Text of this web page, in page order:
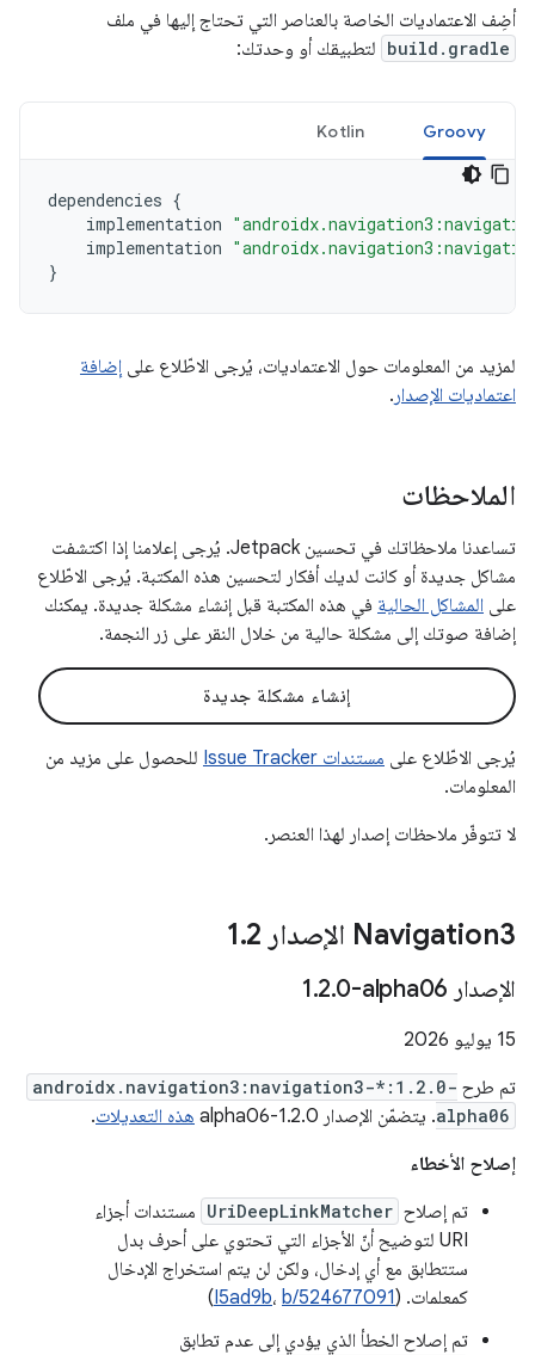
أضِف الاعتماديات الخاصة بالعناصر التي تحتاج إليها في ملف
build.gradle لتطبيقك أو وحدتك:
Groovy
Kotlin
dependencies {
implementation
implementation
}
لمزيد من المعلومات حول الاعتماديات، يُرجى الاطّلاع على إضافة
اعتماديات الإصدار .
الملاحظات
تساعدنا ملاحظاتك في تحسين Jetpack. يُرجى إعلامنا إذا اكتشفت
مشاكل جديدة أو كانت لديك أفكار لتحسين هذه المكتبة. يُرجى الاطّلاع
على المشاكل الحالية في هذه المكتبة قبل إنشاء مشكلة جديدة. يمكنك
إضافة صوتك إلى مشكلة حالية من خلال النقر على زر النجمة.
إنشاء مشكلة جديدة
يُرجى الاطّلاع على مستندات Issue Tracker
للحصول على مزيد من
المعلومات.
لا تتوفّر ملاحظات إصدار لهذا العنصر.
‫Navigation3 الإصدار 1 .2
الإصدار ‎1 .2.0-alpha06
‫15 يوليو 2026
تم طرح androidx.navigation3:navigation3-*:1.2.0-
alpha06. يتضمّن الإصدار 1.2.0-alpha06 هذه التعديلات.
إصلاح الأخطاء
تم إصلاح UriDeepLinkMatcher مستندات أجزاء
URI لتوضيح أنّ الأجزاء التي تحتوي على أحرف بدل
ستتطابق مع أي إدخال، ولكن لن يتم استخراج الإدخال
كمعلمات. (
I5ad9b، b/524677091
)
تم إصلاح الخطأ الذي يؤدي إلى عدم تطابق